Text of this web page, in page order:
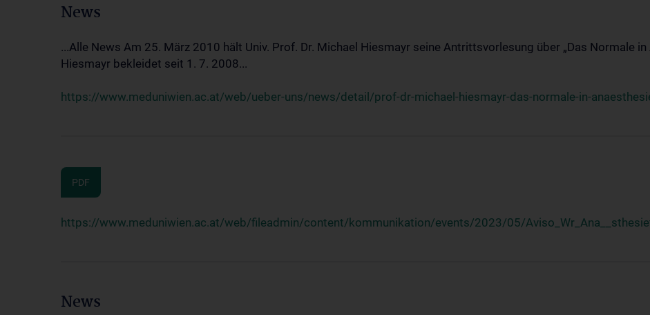
News
...Alle News Am 25. März 2010 hält Univ. Prof. Dr. Michael Hiesmayr seine Antrittsvorlesung über „Das Normale
Hiesmayr bekleidet seit 1. 7. 2008...
https://www.meduniwien.ac.at/web/ueber-uns/news/detail/prof-dr-michael-hiesmayr-das-normale-in-
PDF
https://www.meduniwien.ac.at/web/fileadmin/content/kommunikation/events/2023/05/
News